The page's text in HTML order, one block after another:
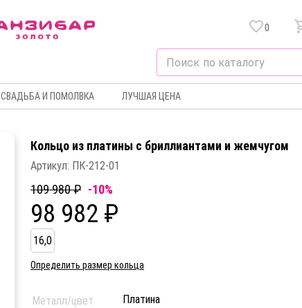
0
СВАДЬБА И ПОМОЛВКА ЛУЧШАЯ ЦЕНА
Кольцо из платины c бриллиантами и жемчугом
Артикул: ПК-212-01
109 980 ₽ -10%
98 982 ₽
16,0
Определить размер кольца
Металл/цвет
Платина